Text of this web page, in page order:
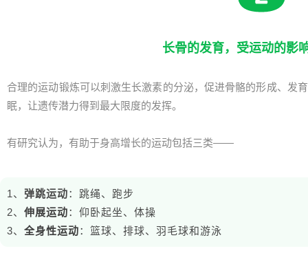
长骨的发育，受运动的影
合理的运动锻炼可以刺激生长激素的分泌，促进骨骼的形成、发
眠，让遗传潜力得到最大限度的发挥。
有研究认为，有助于身高增长的运动包括三类——
1、 弹跳运动：跳绳、跑步
2、 伸展运动：仰卧起坐、体操
3、 全身性运动：篮球、排球、羽毛球和游泳